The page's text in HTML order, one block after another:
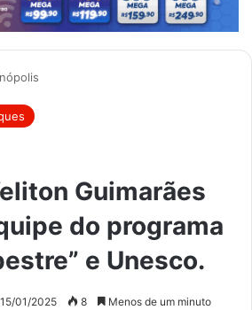
Guimarães
do programa
e Unesco.
15/01/2025 8 Menos de um minuto